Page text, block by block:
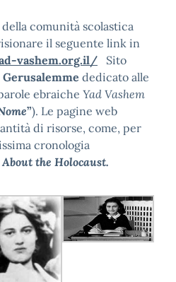
comunità scolastica
il seguente link in
vashem.org.il/ Sito
Gerusalemme dedicato alle
ebraiche Yad Vashem
”). Le pagine web
di risorse, come, per
cronologia
About the Holocaust.